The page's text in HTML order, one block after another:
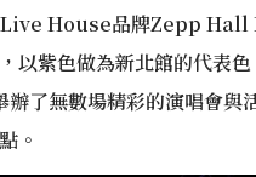
Live House品牌Zepp
以紫色做為新北館的代表
辦了無數場精彩的演唱會與
。